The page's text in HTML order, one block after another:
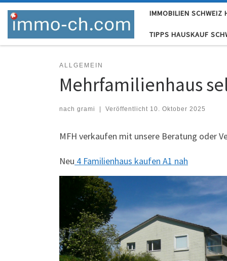
Skip to content IMMOBILIEN SCHWEIZ
TIPPS HAUSKAUF
ALLGEMEIN
Mehrfamilienhaus
nach grami | Veröffentlicht 10. Oktober 2025
MFH verkaufen mit unsere Beratung oder
Neu 4 Familienhaus kaufen A1 nah